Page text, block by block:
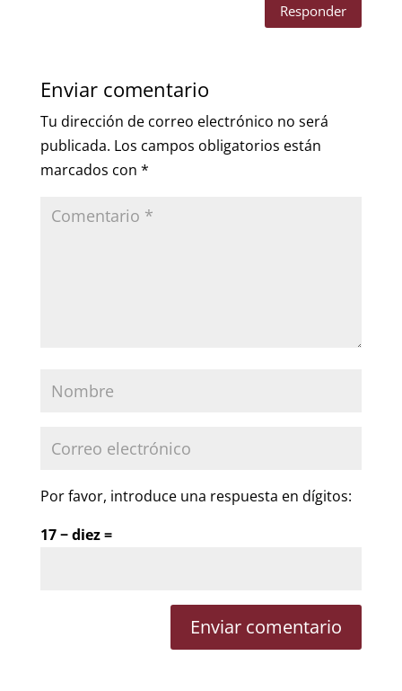
Responder
Enviar comentario
Tu dirección de correo electrónico no será
publicada. Los campos obligatorios están
marcados con *
Por favor, introduce una respuesta en dígitos:
17 − diez =